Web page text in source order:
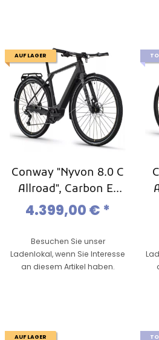
AUF LAGER
Conway "Nyvon 8.0 C
Allroad", Carbon E-
Gravel, Carbon
2025
4.399,00 € *
Besuchen Sie unser
Ladenlokal, wenn Sie Interesse
an diesem Artikel haben.
AUF LAGER